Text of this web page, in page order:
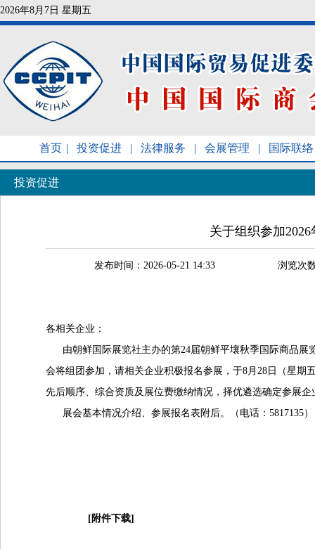
2026年8月7日 星期五
首页 | 投资促进 | 法律服务 | 会展管理 | 国际联络
投资促进
关于组织参加
发布时间：2026-05-21 14:33 浏览次
各相关企业：
由朝鲜国际展览社主办的第24届朝鲜平壤秋季国际商品展
会将组团参加，请相关企业积极报名参展，于8月28日（星
先后顺序、综合资质及展位费缴纳情况，择优遴选确定参展企
展会基本情况介绍、参展报名表附后。（电话：5817135）
[附件下载]